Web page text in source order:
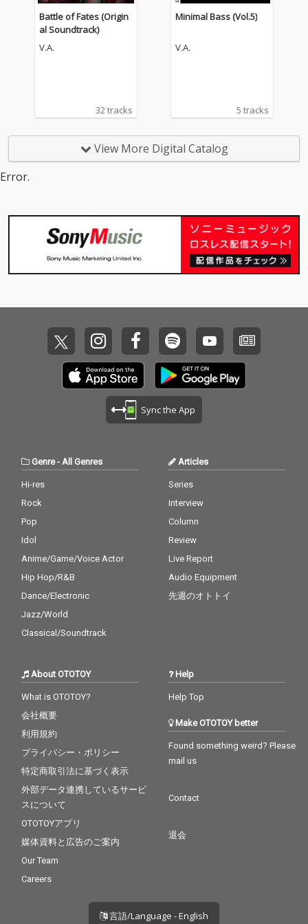
Battle of Fates (Origin
al Soundtrack)
V.A.
32 tracks
Minimal Bass (Vol.5)
V.A.
5 tracks
View More Digital Catalog
Error.
Sync the App
Genre-All Genres
Hi-res
Rock
Pop
Idol
Anime/Game/Voice Actor
Hip Hop/R&B
Dance/Electronic
Jazz/World
Classical/Soundtrack
Articles
Series
Interview
Column
Review
Live Report
Audio Equipment
先週のオトトイ
About OTOTOY
What is OTOTOY?
会社概要
利用規約
プライバシー・ポリシー
特定商取引法に基づく表示
外部データ連携しているサービ
スについて
OTOTOYアプリ
媒体資料と広告のご案内
Our Team
Careers
Help
Help Top
Make OTOTOY better
Found something weird? Please
mail us
Contact
退会
言語/Language - English